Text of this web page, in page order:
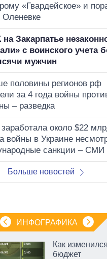
«Гвардейское» и
Закарпатье
с воинского учета
мужчин
половины регионов рф
за 4 года войны
– разведка
около $22
войны в Украине
санкции – СМИ
Больше новостей
ИНФОГРАФИКА
Как изменился
бюджет